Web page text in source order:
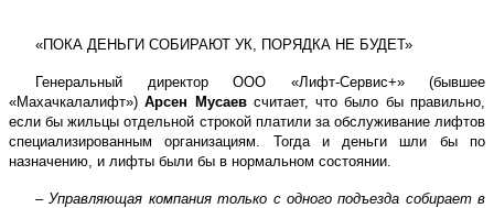
«ПОКА ДЕНЬГИ СОБИРАЮТ УК, ПОРЯДКА НЕ БУДЕТ»
Генеральный директор ООО «Лифт-Сервис+» (бывшее
«Махачкалалифт»)Арсен Мусаевсчитает, что было бы правильно,
если бы жильцы отдельной строкой платили за обслуживание лифтов
специализированным организациям. Тогда и деньги шли бы по
назначению, и лифты были бы в нормальном состоянии.
–Управляющая компания только с одного подъезда собирает в